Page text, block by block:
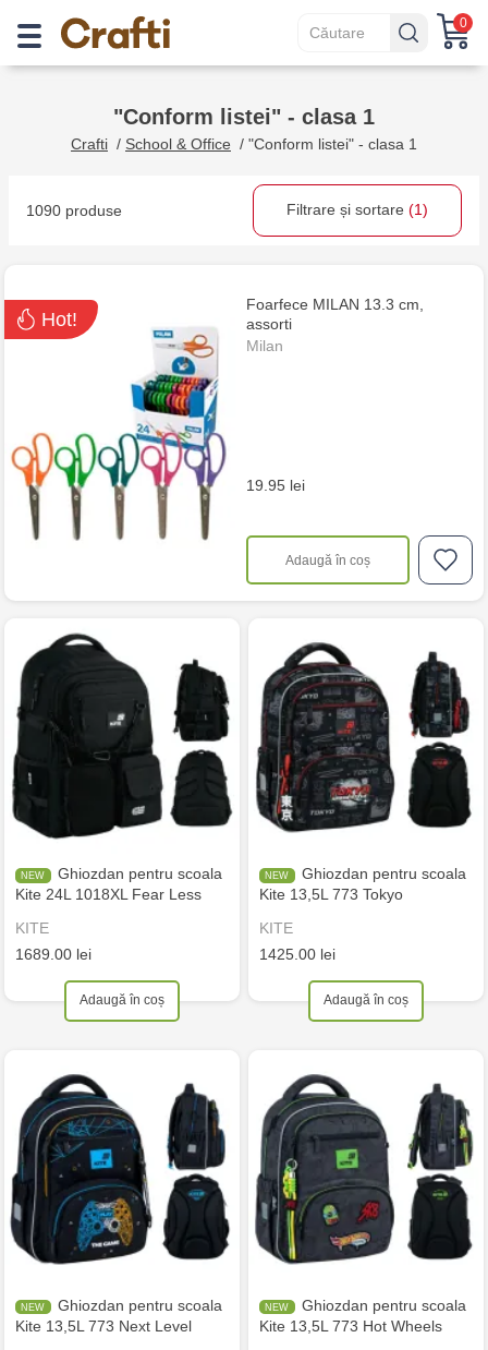
0
"Conform listei" - clasa 1
Crafti / School & Office / "Conform listei" - clasa 1
1090 produse Filtrare și sortare (1)
Hot!
Foarfece MILAN 13.3 cm,
assorti
Milan
19.95 lei
Adaugă în coș
Ghiozdan pentru scoala
Kite 24L 1018XL Fear Less
KITE
1689.00 lei
Adaugă în coș
Ghiozdan pentru scoala
Kite 13,5L 773 Tokyo
KITE
1425.00 lei
Adaugă în coș
Ghiozdan pentru scoala
Kite 13,5L 773 Next Level
Ghiozdan pentru scoala
Kite 13,5L 773 Hot Wheels